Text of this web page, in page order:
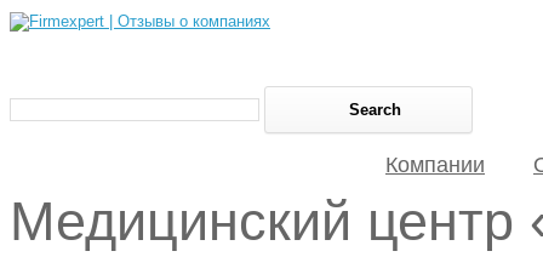
Компании
Медицинский